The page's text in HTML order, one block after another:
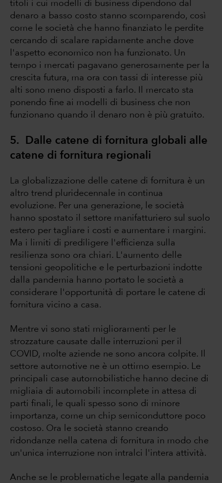
titoli i cui modelli di business dipendono dal
denaro a basso costo stanno scomparendo, così
come le società che hanno finanziato le perdite
cercando di scalare rapidamente anche dove
l'aspetto economico non ha funzionato. Un
tempo i mercati pagavano generosamente per la
crescita futura, ma ora con tassi di interesse più
alti sono meno disposti a farlo. Il mercato sta
ponendo fine ai modelli di business che non
funzionano quando il denaro non è più gratuito.
5. Dalle catene di fornitura globali alle
catene di fornitura regionali
La globalizzazione delle catene di fornitura è un
altro trend pluridecennale in continua
evoluzione. Per una generazione, le società
hanno spostato il settore manifatturiero sul suolo
estero per tagliare i costi e aumentare i margini.
Ma i limiti di prediligere l'efficienza sulla
resilienza sono ora chiari. L'aumento delle
tensioni geopolitiche e le perturbazioni indotte
dalla pandemia hanno portato le società a
considerare l'opportunità di portare le catene di
fornitura vicino a casa.
Mentre vi sono stati miglioramenti per le
strozzature causate dalle interruzioni per il
COVID, molte aziende ne sono ancora colpite. Il
settore automotive ne è un ottimo esempio. Le
principali case automobilistiche hanno decine di
migliaia di automobili incomplete in attesa di
parti finali, le quali spesso sono di minore
importanza, come un chip semiconduttore poco
costoso. Ora le società stanno creando
ridondanze nella catena di fornitura in modo che
un'unica interruzione non intralci l'intera attività.
Anche se le problematiche legate alla pandemia